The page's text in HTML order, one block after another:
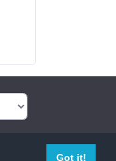
Got it!